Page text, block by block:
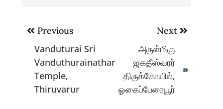
Post
navigation
Previous
Vanduturai Sri
Vanduthurainathar
Temple,
Thiruvarur
Next
அருள்மிகு
ஜகதீஸ்வரர்
திருக்கோயில்,
ஓகைப்பேரையூர்